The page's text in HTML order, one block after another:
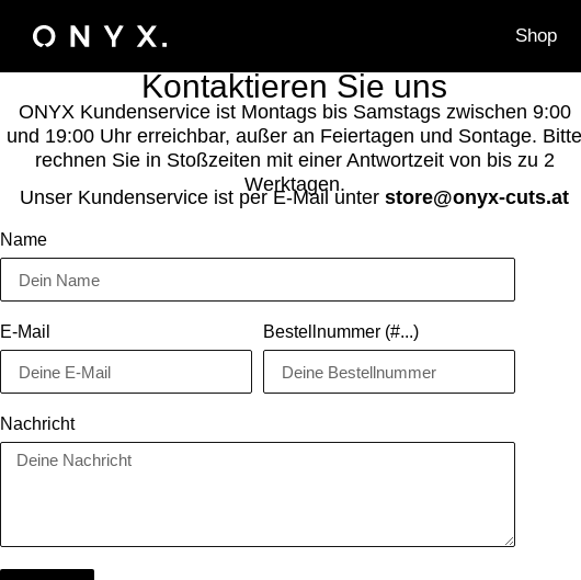
Shop
Kontaktieren Sie uns
ONYX Kundenservice ist Montags bis Samstags zwischen 9:00
und 19:00 Uhr erreichbar, außer an Feiertagen und Sontage. Bitte
rechnen Sie in Stoßzeiten mit einer Antwortzeit von bis zu 2
Werktagen.
Unser Kundenservice ist per E-Mail unterstore@onyx-cuts.at
Name
E-Mail Bestellnummer (#...)
Nachricht